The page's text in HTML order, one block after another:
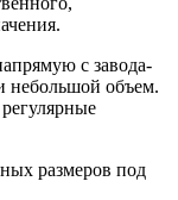
с завода-
небольшой объем.
размеров под